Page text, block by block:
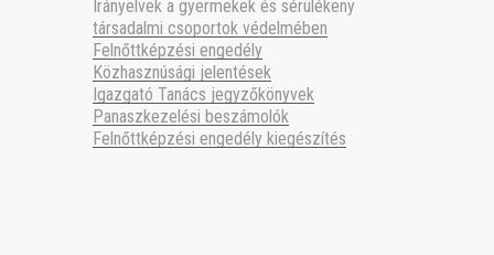
Irányelvek a gyermekek és sérülékeny
társadalmi csoportok védelmében
Felnőttképzési engedély
Közhasznúsági jelentések
Igazgató Tanács jegyzőkönyvek
Panaszkezelési beszámolók
Felnőttképzési engedély kiegészítés